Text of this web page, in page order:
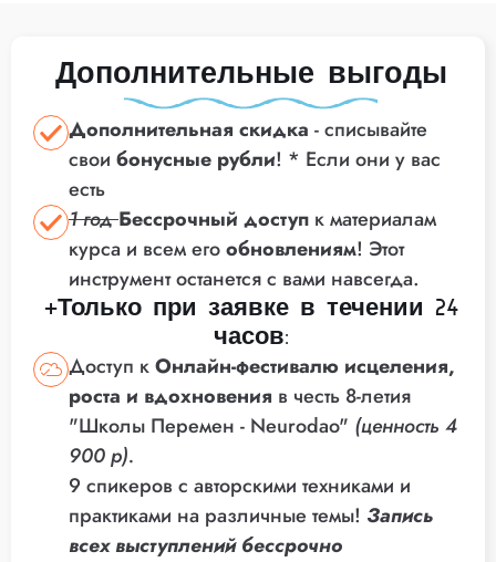
Дополнительные выгоды
Дополнительная скидка - списывайте
свои бонусные рубли! * Если они у вас
есть
1 годБессрочный доступ к материалам
курса и всем егообновлениям! Этот
инструмент останется с вами навсегда.
+Только при заявке в течении 24
часов:
Доступ кОнлайн-фестивалю исцеления,
роста и вдохновения в честь 8-летия
"Школы Перемен - Neurodao" (ценность 4
900 р).
9 спикеров с авторскими техниками и
практиками на различные темы! Запись
всех выступлений бессрочно